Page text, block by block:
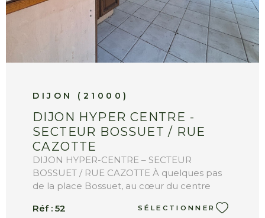
DIJON (21000)
DIJON HYPER CENTRE -
SECTEUR BOSSUET / RUE
CAZOTTE
DIJON HYPER-CENTRE – SECTEUR
BOSSUET / RUE CAZOTTE À quelques pas
de la place Bossuet, au cœur du centre
appartement niché au dernier étage d'une
Réf : 52 SÉLECTIONNER